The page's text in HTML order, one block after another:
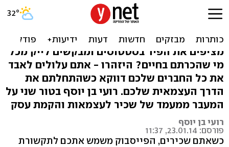
ברוכים הבאים לעצמאות:
פייסבוק ככלי עבודה
מציפים את הפיד בסטטוסים ומבקשים לייק מכל
מי שהכרתם בחיים? היזהרו - אתם עלולים לאבד
את כל החברים שלכם דווקא כשהתחלתם את
הדרך העצמאית שלכם. רועי בן יוסף בטור שני על
המעבר ממעמד של שכיר לעצמאות והקמת עסק
רועי בן יוסף
פורסם: 23.01.14, 11:37
כשאתם שכירים, הפייסבוק משמש אתכם לתקשורת